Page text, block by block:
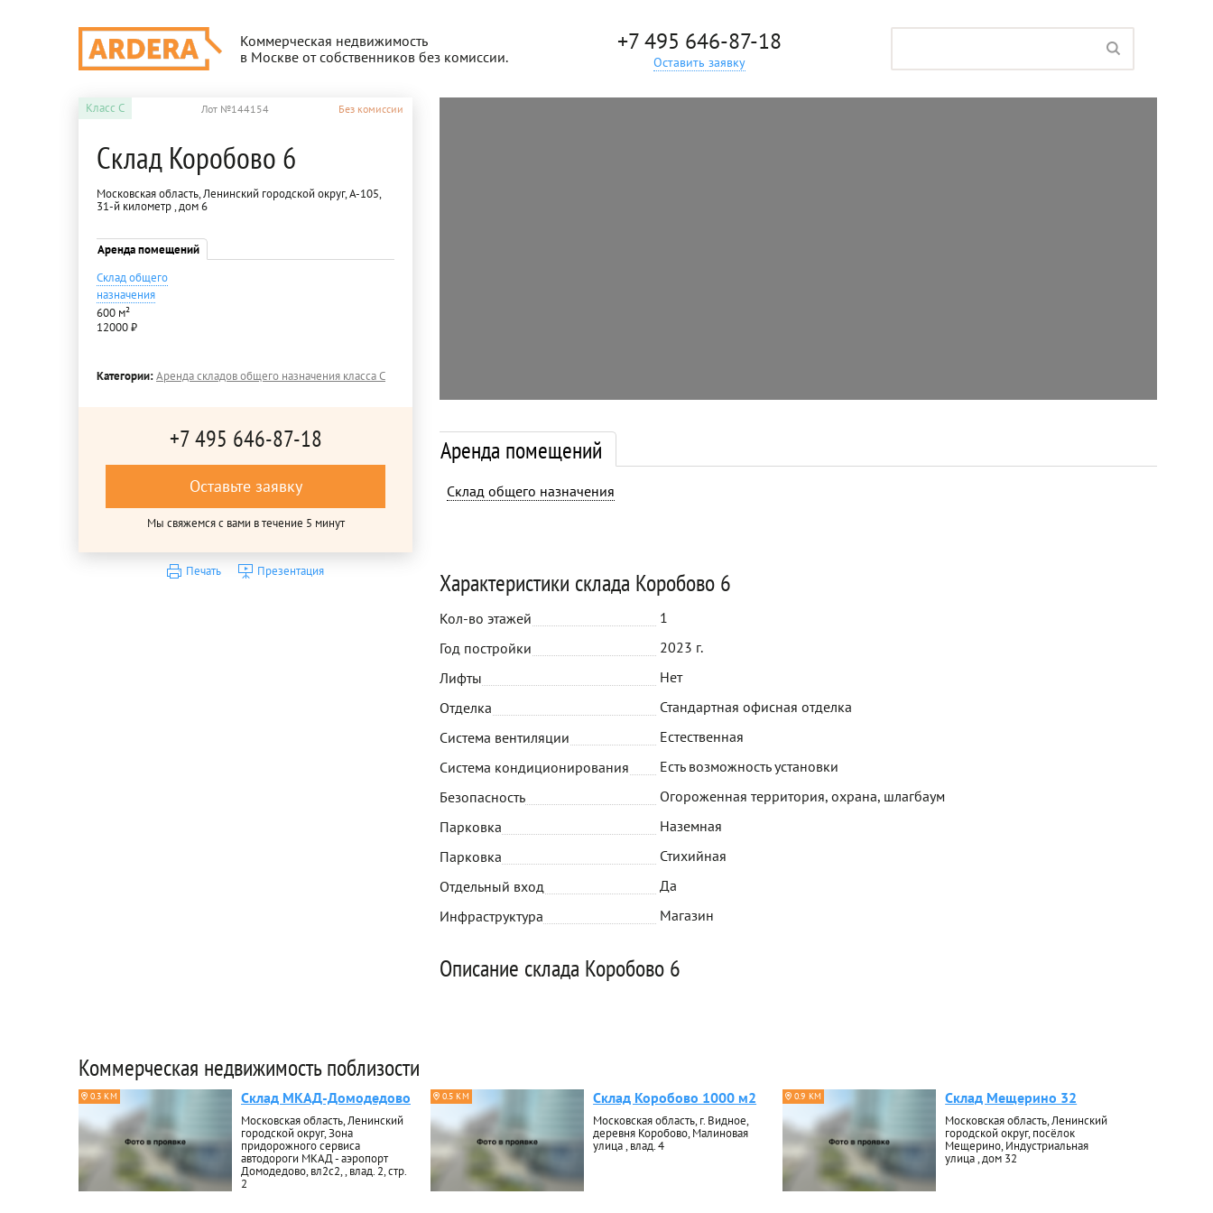
Коммерческая недвижимость
в Москве от собственников без комиссии.
+7 495 646-87-18
Оставить заявку
Класс C Лот №144154 Без комиссии
Склад Коробово 6
Московская область, Ленинский городской округ, А-105,
31-й километр , дом 6
Аренда помещений
Склад общего
назначения
600 м²
12000 ₽
Категории:Аренда складов общего назначения класса C
+7 495 646-87-18
Оставьте заявку
Мы свяжемся с вами в течение 5 минут
Печать Презентация
Аренда помещений
Склад общего назначения
Характеристики склада Коробово 6
Кол-во этажей
1
Год постройки
2023 г.
Лифты
Нет
Отделка
Стандартная офисная отделка
Система вентиляции
Естественная
Система кондиционирования
Есть возможность установки
Безопасность
Огороженная территория, охрана, шлагбаум
Парковка
Наземная
Парковка
Стихийная
Отдельный вход
Да
Инфраструктура
Магазин
Описание склада Коробово 6
Коммерческая недвижимость поблизости
0.3 КМ Склад МКАД-Домодедово
Московская область, Ленинский
городской округ, Зона
придорожного сервиса
автодороги МКАД - аэропорт
Домодедово, вл2с2, , влад. 2, стр.
2
0.5 КМ Склад Коробово 1000 м2
Московская область, г. Видное,
деревня Коробово, Малиновая
улица , влад. 4
0.9 КМ Склад Мещерино 32
Московская область, Ленинский
городской округ, посёлок
Мещерино, Индустриальная
улица , дом 32